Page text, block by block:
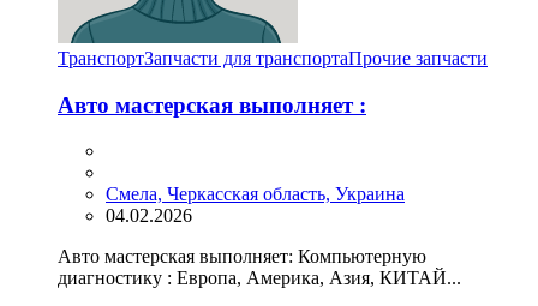
ТранспортЗапчасти для транспортаПрочие запчасти
Авто мастерская выполняет :
Смела, Черкасская область, Украина
04.02.2026
Авто мастерская выполняет: Компьютерную
диагностику : Европа, Америка, Азия, КИТАЙ...